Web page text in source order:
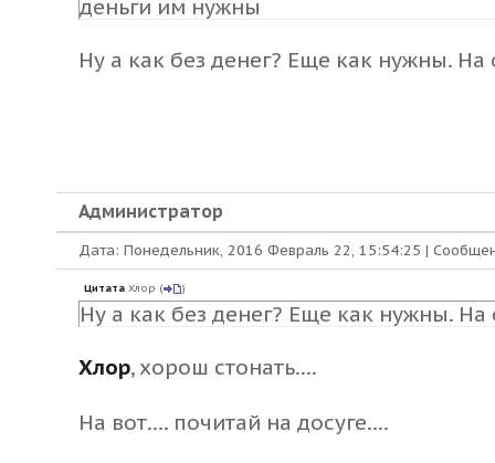
деньги им нужны
Ну а как без денег? Еще как нужны.
Администратор
Дата: Понедельник, 2016 Февраль 22, 15:54:25 |
Цитата Хлор ( )
Ну а как без денег? Еще как нужны.
Хлор, хорош стонать....
На вот.... почитай на досуге....